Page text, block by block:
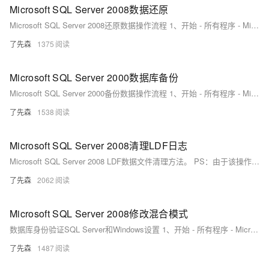
Microsoft SQL Server 2008数据还原
Microsoft SQL Server 2008还原数据操作流程 1、开始 - 所有程序 - Microsoft SQL Server 2008 R2 - SQL Server Management Studio（如图1-1）。
了先森 1375
Microsoft SQL Server 2000数据库备份
Microsoft SQL Server 2000备份数据操作流程 1、开始 - 所有程序 - Microsoft SQL Server - 企业管理器（如图1-1）。
了先森 1538
Microsoft SQL Server 2008清理LDF日志
Microsoft SQL Server 2008 LDF数据文件清理方法。 PS：由于该操作涉及数据库中的数据，请在操作前先做好数据备份。 准备：Microsoft SQL Server 2008清理LDF脚本，请点击下载获取。
了先森 2062
Microsoft SQL Server 2008修改混合模式
数据库身份验证SQL Server和Windows设置 1、开始 - 所有程序 - Microsoft SQL Server 2008 R2 - SQL Server Management Studio（如图1-1） 图 1-1 2、进入后会弹出窗口【连接到服务器】，在【身份验证】选择中【Windows身份验证】— 点击【连接】（如图1-2） 图 1-2 3、在数据库服务实例名（如图1-3，WIN-VQ5SKTLJ9EU\sql位置）点击鼠标右键【属性】。
了先森 1487